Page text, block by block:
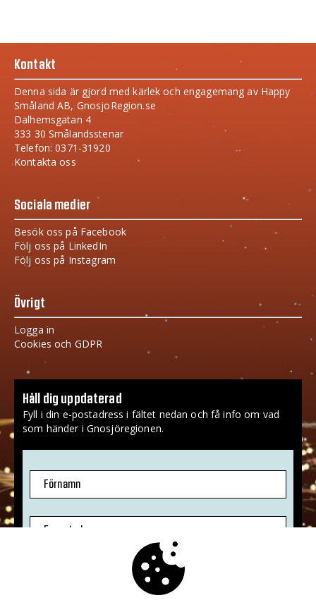
Kontakt
Denna sida är gjord med kärlek och engagemang av Happy
Småland AB, GnosjoRegion.se
Dalhemsgatan 4
333 30 Smålandsstenar
Telefon: 0371-31920
Kontakta oss
Sociala medier
Besök oss på Facebook
Följ oss på LinkedIn
Följ oss på Instagram
Övrigt
Logga in
Cookies och GDPR
Håll dig uppdaterad
Fyll i din e-postadress i fältet nedan och få info om vad
som händer i Gnosjöregionen.
Förnamn
E-postadress
Jag godkänner att mina uppgifter sparas.